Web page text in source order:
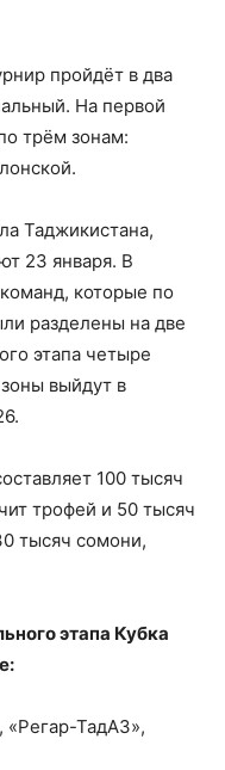
пройдёт в два
На первой
трём зонам:
Таджикистана,
23 января. В
которые по
разделены на две
этапа четыре
выйдут в
100 тысяч
трофей и 50 тысяч
тысяч сомони,
этапа Кубка
«Регар-ТадАЗ»,